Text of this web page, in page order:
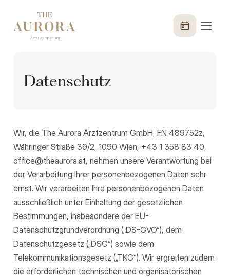
Datenschutz
Wir, die The Aurora Ärztzentrum GmbH, FN 489752z,
Währinger Straße 39/2, 1090 Wien, +43 1 358 83 40,
office@theaurora.at, nehmen unsere Verantwortung bei
der Verarbeitung Ihrer personenbezogenen Daten sehr
ernst. Wir verarbeiten Ihre personenbezogenen Daten
ausschließlich unter Einhaltung der gesetzlichen
Bestimmungen, insbesondere der EU-
Datenschutzgrundverordnung („DS-GVO“), dem
Datenschutzgesetz („DSG“) sowie dem
Telekommunikationsgesetz („TKG“). Wir ergreifen zudem
die erforderlichen technischen und organisatorischen